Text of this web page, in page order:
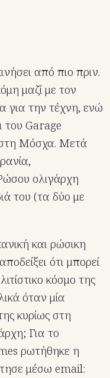
από πιο πριν.
μαζί με τον
για την τέχνη, ενώ
του Garage
Μόσχα. Μετά
ολιγάρχη
του (τα δύο με
και ρώσικη
ότι μπορεί
κόσμο της
όταν μία
κυρίως στη
Για το
ρωτήθηκε η
μέσω email: